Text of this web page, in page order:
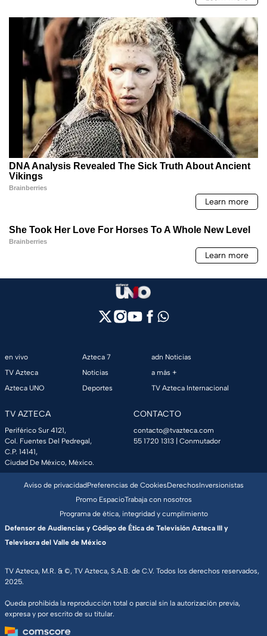
en vivo
TV Azteca
Azteca UNO
Azteca 7
Noticias
Deportes
adn Noticias
a más +
TV Azteca Internacional
TV AZTECA
Periférico Sur 4121,
Col. Fuentes Del Pedregal,
C.P. 14141,
Ciudad De México, México.
CONTACTO
contacto@tvazteca.com
55 1720 1313 | Conmutador
TV Azteca, M.R. & ©, TV Azteca, S.A.B. de C.V. Todos los derechos reservados,
2025.
Queda prohibida la reproducción total o parcial sin la autorización previa,
expresa y por escrito de su titular.
Aviso de privacidadPreferencias de CookiesDerechosInversionistas
Promo EspacioTrabaja con nosotros
Programa de ética, integridad y cumplimiento
Defensor de Audiencias y Código de Ética de Televisión Azteca III y
Televisora del Valle de México